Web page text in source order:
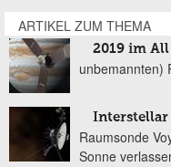
ARTIKEL ZUM THEMA
2019 im All
unbemannten)
Interstellar
Raumsonde
Sonne